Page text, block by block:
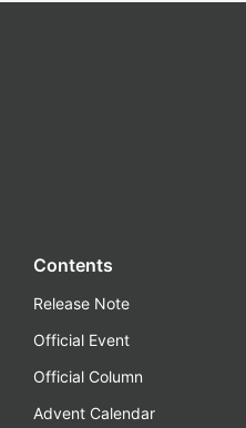
Contents
Release Note
Official Event
Official Column
Advent Calendar